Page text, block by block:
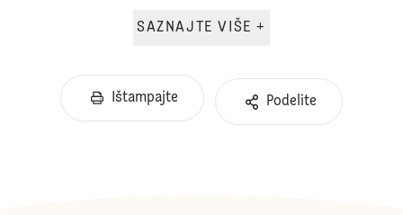
SAZNAJTE VIŠE +
Ištampajte Podelite